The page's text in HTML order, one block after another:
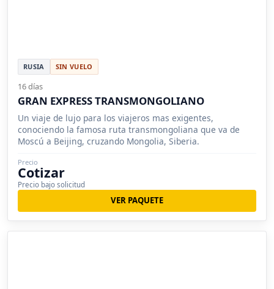
RUSIA SIN VUELO
16 días
GRAN EXPRESS TRANSMONGOLIANO
Un viaje de lujo para los viajeros mas exigentes,
conociendo la famosa ruta transmongoliana que va de
Moscú a Beijing, cruzando Mongolia, Siberia.
Precio
Cotizar
Precio bajo solicitud
VER PAQUETE